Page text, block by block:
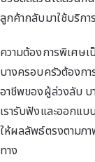
ลูกค้ากลับมาใช้บริกา
ความต้องการพิเศษ
บางครอบครัวต้องก
อาชีพของผู้ล่วงลับ
เรารับฟังและออกแ
ให้ผลลัพธ์ตรงตามภา
ทาง